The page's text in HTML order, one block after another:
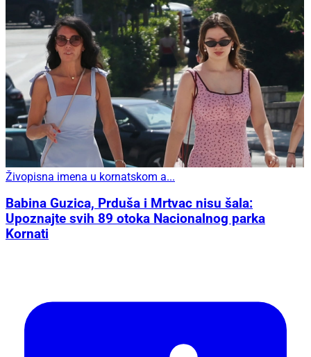
Živopisna imena u kornatskom a...
Babina Guzica, Prduša i Mrtvac nisu šala:
Upoznajte svih 89 otoka Nacionalnog parka
Kornati